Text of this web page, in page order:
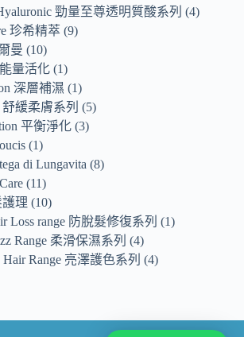
勁量至尊透明質酸系列
4
珍希精萃 9
曼
10
量活化 1
深層補濕
1
舒緩柔膚系列
5
平衡淨化 3
1
di Lungavita 8
11
護理
10
Loss range 防脫髮修復系列
1
Range 柔滑保濕系列
4
Hair Range 亮澤護色系列
4